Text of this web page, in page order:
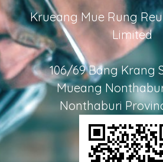
Krueang Mue Rung
Limited
106/69 Bang Krang
Mueang
Nonthaburi